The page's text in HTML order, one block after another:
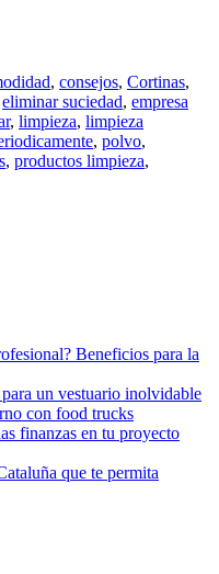
, consejos, Cortinas,
eliminar suciedad, empresa
, limpieza, limpieza
, polvo,
, productos limpieza,
Beneficios para la
un vestuario inolvidable
con food trucks
finanzas en tu proyecto
que te permita